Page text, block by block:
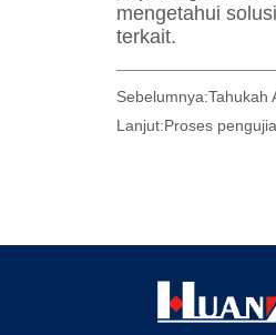
Sebelumnya:Tahukah
Lanjut:Proses